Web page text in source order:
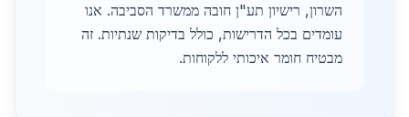
השרון, רישיון תע"ן חובה ממשרד הסביבה. אנו
עומדים בכל הדרישות, כולל בדיקות שנתיות. זה
מבטיח חומר איכותי ללקוחות.